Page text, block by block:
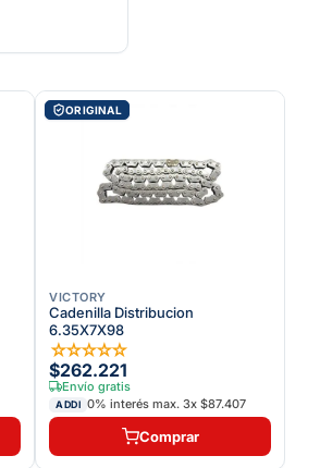
ORIGINAL
VICTORY
Cadenilla Distribucion
6.35X7X98
☆☆☆☆☆
$262.221
Envío gratis
ADDI 0% interés max. 3x $87.407
Comprar